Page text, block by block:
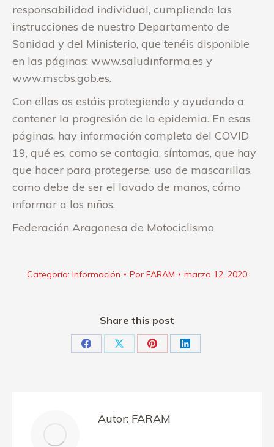
responsabilidad individual, cumpliendo las
instrucciones de nuestro Departamento de
Sanidad y del Ministerio, que tenéis disponible
en las páginas: www.saludinforma.es y
www.mscbs.gob.es.
Con ellas os estáis protegiendo y ayudando a
contener la progresión de la epidemia. En esas
páginas, hay información completa del COVID
19, qué es, como se contagia, síntomas, que hay
que hacer para protegerse, uso de mascarillas,
como debe de ser el lavado de manos, cómo
informar a los niños.
Federación Aragonesa de Motociclismo
Categoría: Información Por FARAM marzo 12, 2020
Share this post
Share Share Share Share
Autor: FARAM